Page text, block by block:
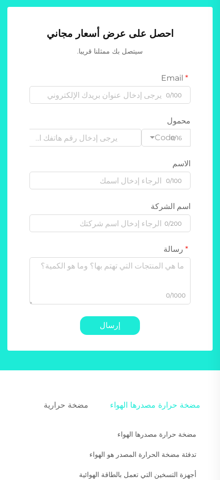
احصل على عرض أسعار مجاني
سيتصل بك ممثلنا قريبا.
0/100
محمول
Code0/16
الاسم
0/100
اسم الشركة
0/200
رسالة
0/1000
إرسال
مضخة حرارة مصدرها الهواء مضخة حرارية
مضخة حرارة مصدرها الهواء
تدفئة مضخة الحرارة المصدر هو الهواء
أجهزة التسخين التي تعمل بالطاقة الهوائية